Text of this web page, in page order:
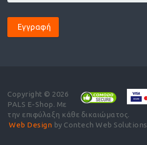
Εγγραφή
Copyright © 2026
PALS E-Shop. Με
την επιφύλαξη κάθε δικαιώματος.
Web Design by Contech Web Solutions